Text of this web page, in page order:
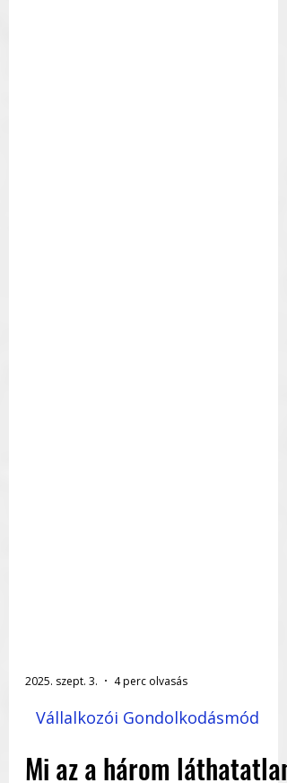
2025. szept. 3. 4 perc olvasás
Vállalkozói Gondolkodásmód